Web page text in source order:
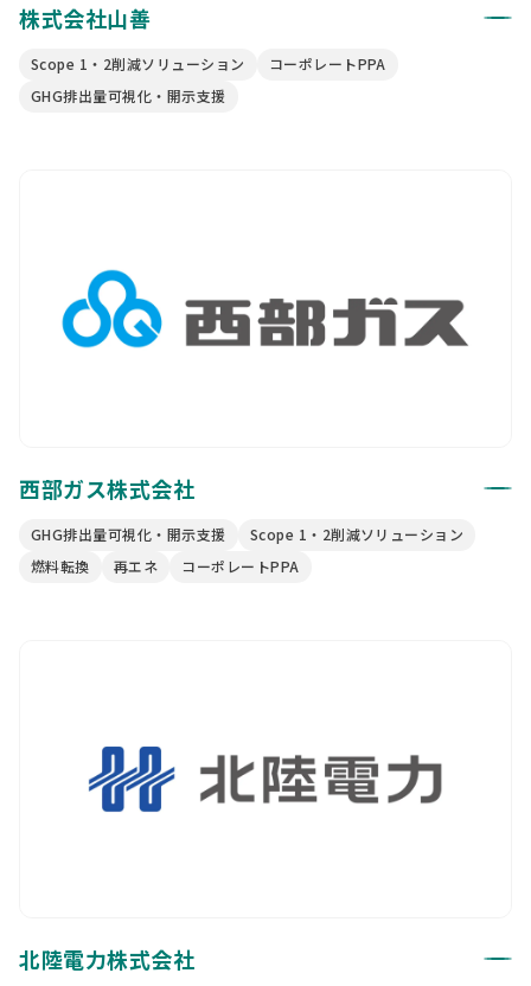
株式会社山善
Scope 1・2削減ソリューション
コーポレートPPA
GHG排出量可視化・開示支援
西部ガス株式会社
GHG排出量可視化・開示支援
Scope 1・2削減ソリューション
燃料転換
再エネ コーポレートPPA
北陸電力株式会社